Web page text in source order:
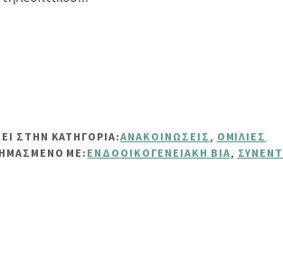
ΣΤΗΝ ΚΑΤΗΓΟΡΙΑ:ΑΝΑΚΟΙΝΏΣΕΙΣ, ΟΜΙΛΊΕΣ
ΜΕ: ΕΝΔΟΟΙΚΟΓΕΝΕΙΑΚΉ ΒΊΑ,